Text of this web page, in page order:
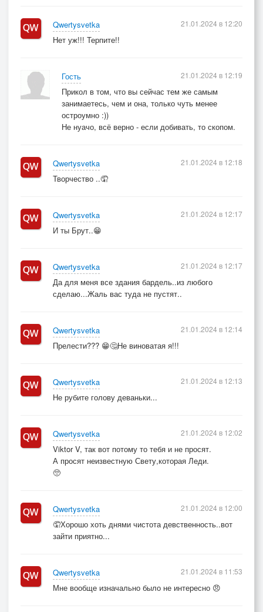
Qwertysvetka
Нет уж!!! Терпите!!
21.01.2024 в 12:20
Гость
Прикол в том, что вы сейчас тем же самым
занимаетесь, чем и она, только чуть менее
остроумно :))
Не нуачо, всё верно - если добивать, то скопом.
21.01.2024 в 12:19
Qwertysvetka
Творчество ..🤦
21.01.2024 в 12:18
Qwertysvetka
И ты Брут..😁
21.01.2024 в 12:17
Qwertysvetka
Да для меня все здания бардель..из любого
сделаю...Жаль вас туда не пустят..
21.01.2024 в 12:17
Qwertysvetka
Прелести??? 😁🤔Не виноватая я!!!
21.01.2024 в 12:14
Qwertysvetka
Не рубите голову деваньки...
21.01.2024 в 12:13
Qwertysvetka
Viktor V, так вот потому то тебя и не просят.
А просят неизвестную Свету,которая Леди.
🥺
21.01.2024 в 12:02
Qwertysvetka
🤦Хорошо хоть днями чистота девственность..вот
зайти приятно...
21.01.2024 в 12:00
Qwertysvetka
Мне вообще изначально было не интересно 😠
21.01.2024 в 11:53